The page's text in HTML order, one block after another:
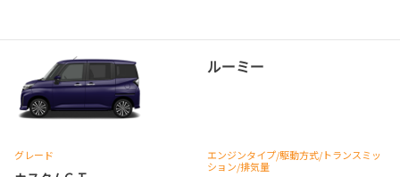
ルーミー
グレード エンジンタイプ/駆動方式/トランスミッ
ション/排気量